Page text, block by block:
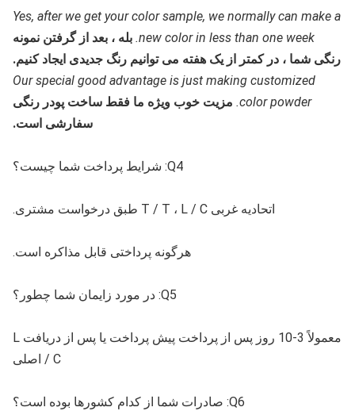
Yes, after we get your color sample, we normally can make a
new color in less than one week. بله ، بعد از گرفتن نمونه
رنگی شما ، در کمتر از یک هفته می توانیم رنگ جدیدی ایجاد کنیم.
Our special good advantage is just making customized
color powder. مزیت خوب ویژه ما فقط ساخت پودر رنگی
سفارشی است.
Q4: شرایط پرداخت شما چیست؟
اتحادیه غربی T / T ، L / C طبق درخواست مشتری.
هرگونه پرداختی قابل مذاکره است.
Q5: در مورد زایمان شما چطور؟
معمولاً 3-10 روز پس از پرداخت پیش پرداخت یا پس از دریافت L
/ C اصلی
Q6: صادرات شما از کدام کشورها بوده است؟